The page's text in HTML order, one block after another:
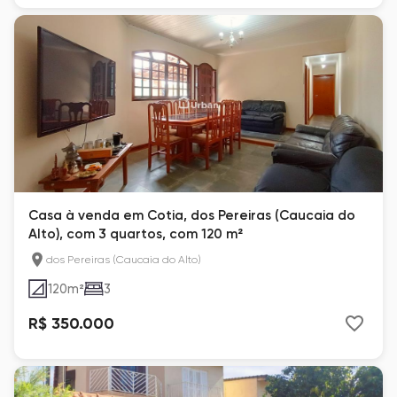
Casa à venda em Cotia, dos Pereiras (Caucaia do
Alto), com 3 quartos, com 120 m²
dos Pereiras (Caucaia do Alto)
120m² 3
R$ 350.000